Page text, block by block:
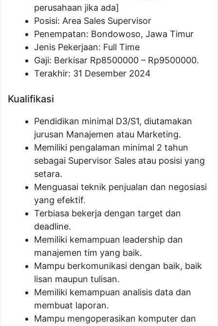
perusahaan jika ada]
Posisi: Area Sales Supervisor
Penempatan: Bondowoso, Jawa Timur
Jenis Pekerjaan: Full Time
Gaji: Berkisar Rp8500000 – Rp9500000.
Terakhir: 31 Desember 2024
Kualifikasi
Pendidikan minimal D3/S1, diutamakan
jurusan Manajemen atau Marketing.
Memiliki pengalaman minimal 2 tahun
sebagai Supervisor Sales atau posisi yang
setara.
Menguasai teknik penjualan dan negosiasi
yang efektif.
Terbiasa bekerja dengan target dan
deadline.
Memiliki kemampuan leadership dan
manajemen tim yang baik.
Mampu berkomunikasi dengan baik, baik
lisan maupun tulisan.
Memiliki kemampuan analisis data dan
membuat laporan.
Mampu mengoperasikan komputer dan